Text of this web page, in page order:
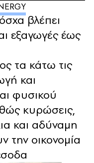
βλέπει
εξαγωγές έως
τα κάτω τις
και
φυσικού
κυρώσεις,
και αδύναμη
την οικονομία